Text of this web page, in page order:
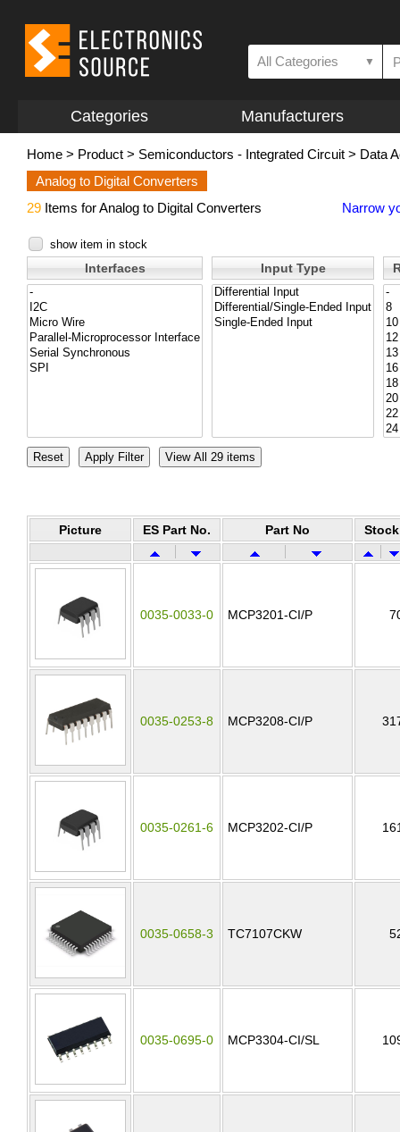
All Categories ▼
Categories Manufacturers
Home > Product > Semiconductors - Integrated Circuit > Data
Analog to Digital Converters
29 Items for Analog to Digital Converters Narrow
show item in stock
Interfaces Input Type
Picture ES Part No. Part No Stock
0035-0033-0 MCP3201-CI/P
0035-0253-8 MCP3208-CI/P
0035-0261-6 MCP3202-CI/P
0035-0658-3 TC7107CKW
0035-0695-0 MCP3304-CI/SL